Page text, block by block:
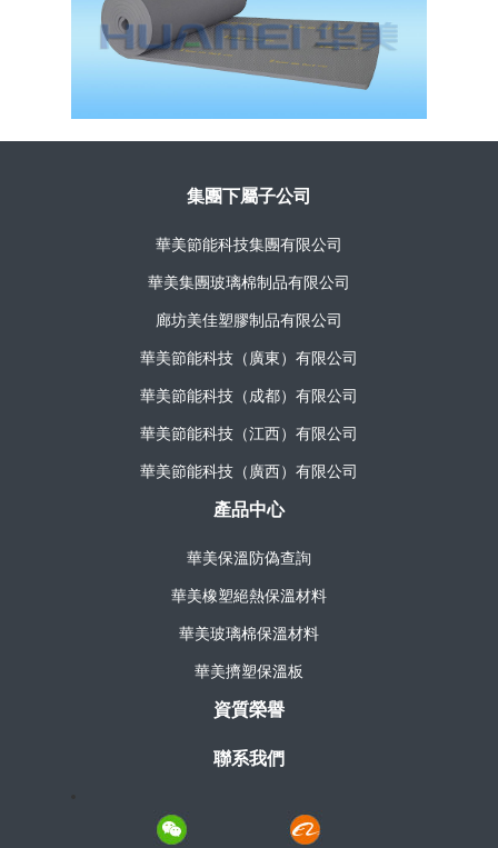
集團下屬子公司
華美節能科技集團有限公司
華美集團玻璃棉制品有限公司
廊坊美佳塑膠制品有限公司
華美節能科技（廣東）有限公司
華美節能科技（成都）有限公司
華美節能科技（江西）有限公司
華美節能科技（廣西）有限公司
產品中心
華美保溫防偽查詢
華美橡塑絕熱保溫材料
華美玻璃棉保溫材料
華美擠塑保溫板
資質榮譽
聯系我們